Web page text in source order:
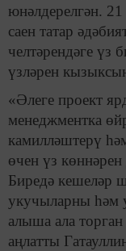
юнәлдерелгән.
саен татар
челтәрендәге үз
үзләрен
«Әлеге проект
менеджментка
камилләштерү
өчен үз
Биредә кешеләр
укучыларны һәм
алыша ала
аңлатты